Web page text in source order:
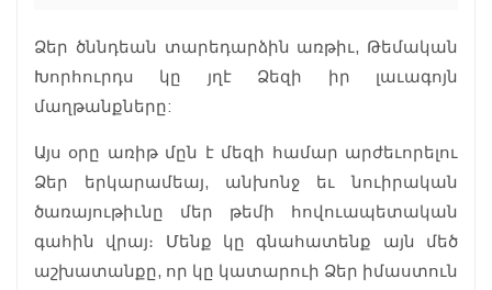
Ձեր ծննդեան տարեդարձին առթիւ, Թեմական
Խորհուրդս կը յղէ Ձեզի իր լաւագոյն
մաղթանքները:
Այս օրը առիթ մըն է մեզի համար արժեւորելու
Ձեր երկարամեայ, անխոնջ եւ նուիրական
ծառայութիւնը մեր թեմի հովուապետական
գահին վրայ։ Մենք կը գնահատենք այն մեծ
աշխատանքը, որ կը կատարուի Ձեր իմաստուն